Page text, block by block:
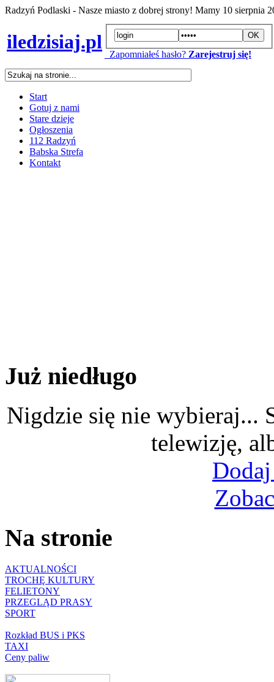
Radzyń Podlaski - Nasze miasto z dobrej strony! Mamy 10 sierpnia
iledzisiaj.pl
Zapomniałeś hasło? Zarejestruj się!
Start
Gotuj z nami
Stare dzieje
Ogłoszenia
112 Radzyń
Babska Strefa
Kontakt
Już niedługo
Nigdzie się nie wybieraj...
telewizję,
Na stronie
AKTUALNOŚCI
TROCHĘ KULTURY
FELIETONY
PRZEGLĄD PRASY
SPORT
Rozkład BUS i PKS
TAXI
Ceny paliw